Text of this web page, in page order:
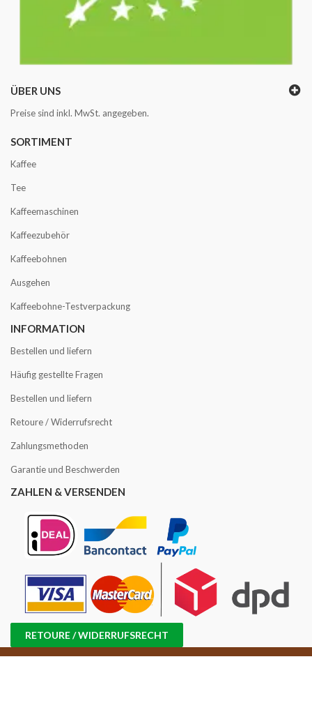
ÜBER UNS
Preise sind inkl. MwSt. angegeben.
SORTIMENT
Kaffee
Tee
Kaffeemaschinen
Kaffeezubehör
Kaffeebohnen
Ausgehen
Kaffeebohne-Testverpackung
INFORMATION
Bestellen und liefern
Häufig gestellte Fragen
Bestellen und liefern
Retoure / Widerrufsrecht
Zahlungsmethoden
Garantie und Beschwerden
ZAHLEN & VERSENDEN
RETOURE / WIDERRUFSRECHT